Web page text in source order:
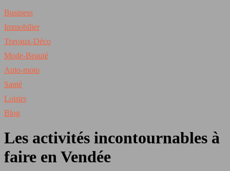
Business
Immobilier
Travaux-Déco
Mode-Beauté
Auto-moto
Santé
Loisirs
Blog
Les activités incontournables à
faire en Vendée